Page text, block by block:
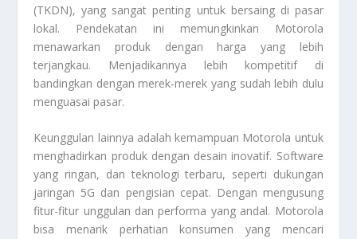
(TKDN), yang sangat penting untuk bersaing di pasar
lokal. Pendekatan ini memungkinkan Motorola
menawarkan produk dengan harga yang lebih
terjangkau. Menjadikannya lebih kompetitif di
bandingkan dengan merek-merek yang sudah lebih dulu
menguasai pasar.
Keunggulan lainnya adalah kemampuan Motorola untuk
menghadirkan produk dengan desain inovatif. Software
yang ringan, dan teknologi terbaru, seperti dukungan
jaringan 5G dan pengisian cepat. Dengan mengusung
fitur-fitur unggulan dan performa yang andal. Motorola
bisa menarik perhatian konsumen yang mencari